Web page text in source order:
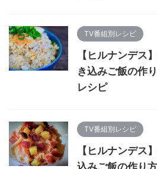
TV番組別レシピ
【ヒルナンデス
き込みご飯の作
レシピ
TV番組別レシピ
【ヒルナンデス
込みご飯の作り